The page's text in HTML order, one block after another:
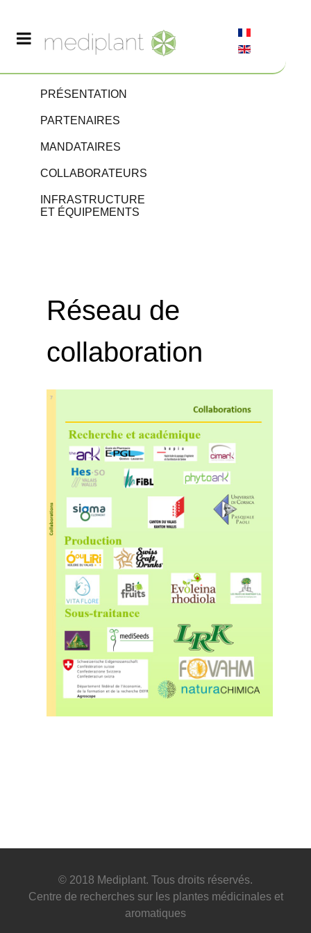
PRÉSENTATION
PARTENAIRES
MANDATAIRES
COLLABORATEURS
INFRASTRUCTURE
ET ÉQUIPEMENTS
Réseau de
collaboration
© 2018 Mediplant. Tous droits réservés.
Centre de recherches sur les plantes médicinales et
aromatiques